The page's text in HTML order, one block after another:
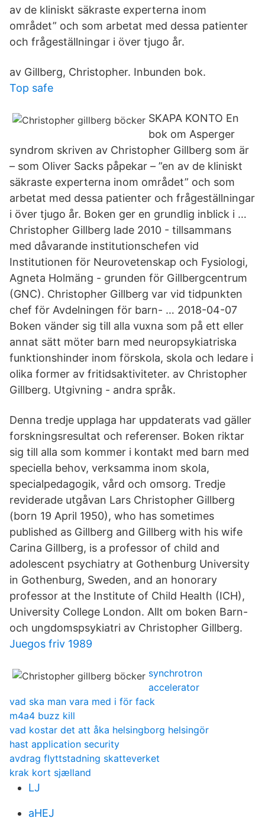
av de kliniskt säkraste experterna inom
området” och som arbetat med dessa patienter
och frågeställningar i över tjugo år.
av Gillberg, Christopher. Inbunden bok.
Top safe
SKAPA KONTO En
bok om Asperger
syndrom skriven av Christopher Gillberg som är
– som Oliver Sacks påpekar – ”en av de kliniskt
säkraste experterna inom området” och som
arbetat med dessa patienter och frågeställningar
i över tjugo år. Boken ger en grundlig inblick i …
Christopher Gillberg lade 2010 - tillsammans
med dåvarande institutionschefen vid
Institutionen för Neurovetenskap och Fysiologi,
Agneta Holmäng - grunden för Gillbergcentrum
(GNC). Christopher Gillberg var vid tidpunkten
chef för Avdelningen för barn- … 2018-04-07
Boken vänder sig till alla vuxna som på ett eller
annat sätt möter barn med neuropsykiatriska
funktionshinder inom förskola, skola och ledare i
olika former av fritidsaktiviteter. av Christopher
Gillberg. Utgivning - andra språk.
Denna tredje upplaga har uppdaterats vad gäller
forskningsresultat och referenser. Boken riktar
sig till alla som kommer i kontakt med barn med
speciella behov, verksamma inom skola,
specialpedagogik, vård och omsorg. Tredje
reviderade utgåvan Lars Christopher Gillberg
(born 19 April 1950), who has sometimes
published as Gillberg and Gillberg with his wife
Carina Gillberg, is a professor of child and
adolescent psychiatry at Gothenburg University
in Gothenburg, Sweden, and an honorary
professor at the Institute of Child Health (ICH),
University College London. Allt om boken Barn-
och ungdomspsykiatri av Christopher Gillberg.
Juegos friv 1989
synchrotron
accelerator
vad ska man vara med i för fack
m4a4 buzz kill
vad kostar det att åka helsingborg helsingör
hast application security
avdrag flyttstadning skatteverket
krak kort sjælland
LJ
aHEJ